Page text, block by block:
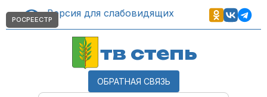
Версия для слабовидящих
тв степь
ОБРАТНАЯ СВЯЗЬ
РОСРЕЕСТР